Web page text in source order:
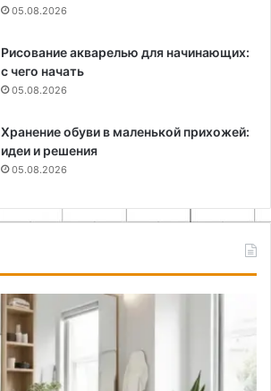
05.08.2026
Рисование акварелью для начинающих:
с чего начать
05.08.2026
Хранение обуви в маленькой прихожей:
идеи и решения
05.08.2026